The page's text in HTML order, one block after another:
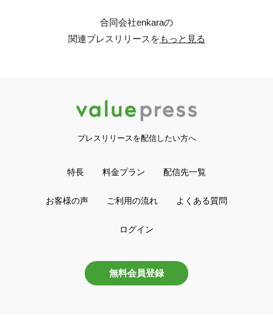
合同会社enkaraの
関連プレスリリースをもっと見る
プレスリリースを配信したい方へ
特長 料金プラン 配信先一覧
お客様の声 ご利用の流れ よくある質問
ログイン
無料会員登録